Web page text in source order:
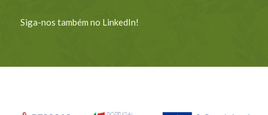
Siga-nos também no LinkedIn!